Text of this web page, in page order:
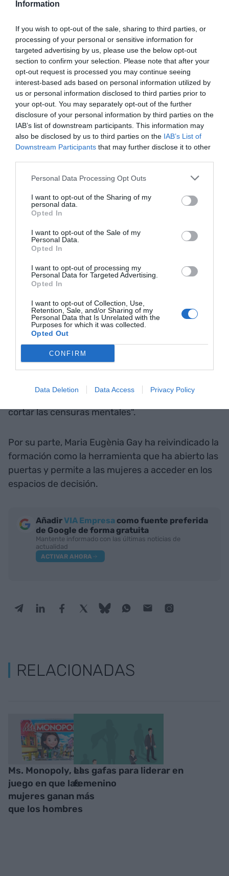
Information
If you wish to opt-out of the sale, sharing to third parties, or
processing of your personal or sensitive information for
targeted advertising by us, please use the below opt-out
section to confirm your selection. Please note that after your
opt-out request is processed you may continue seeing
interest-based ads based on personal information utilized by
us or personal information disclosed to third parties prior to
your opt-out. You may separately opt-out of the further
disclosure of your personal information by third parties on the
IAB’s list of downstream participants. This information may
also be disclosed by us to third parties on the IAB’s List of
Downstream Participants that may further disclose it to other
Personal Data Processing Opt Outs
I want to opt-out of the Sharing of my
personal data.
Opted In
I want to opt-out of the Sale of my
Personal Data.
Opted In
I want to opt-out of processing my
Personal Data for Targeted Advertising.
Opted In
I want to opt-out of Collection, Use,
Retention, Sale, and/or Sharing of my
Personal Data that Is Unrelated with the
Purposes for which it was collected.
Opted Out
CONFIRM
Data Deletion Data Access Privacy Policy
humanidad y los valores, y esto no lo podemos
perder, no podemos dejar de pensar en el
progreso colectivo", ha recalcadoMercè Conesa
presidenta del Port de Barcelona.
Y aunque no lo parezca, una de las conclusiones
es que la digitalización y la robotitzación pueden
ayudar a humanizar la empresa y la economía, tal
como ha destacadoMireia Estertor
vicepresidenta y directora de Digital HR Incipy:
valoraremos más las aptitudes que no tienen los
robots, como la empatía".
Àngels Chacón: "No nos
ponemos límites, podemos
llegar donde nos
proponemos"
"No nos ponemos límites, podemos llegar donde
nos proponemos", ha enfatizado Chacón, que ha
animado a "no dejarse intimidar" a pesar de los
"muchos obstáculos" que haya en el camino. Y
uno de los obstáculos, especialmente para las
niñas, es la "falta de referentes" en quien verse:
cortar las censuras mentales".
Por su parte, Maria Eugènia Gay ha reivindicado la
formación como la herramienta que ha abierto las
puertas y permite a las mujeres a acceder en los
espacios de decisión.
AñadirVIA Empresa como fuente preferida
de Google de forma gratuita
Mantente informado con las últimas noticias de
actualidad
ACTIVAR AHORA
RELACIONADAS
Ms. Monopoly, el
juego en que las
mujeres ganan más
que los hombres
Las gafas para liderar en
femenino